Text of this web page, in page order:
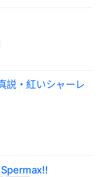
説・紅いシャーレ